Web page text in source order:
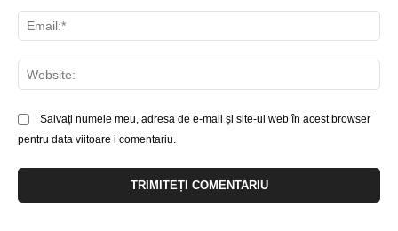
Salvați numele meu, adresa de e-mail și site-ul web în acest browser
pentru data viitoare i comentariu.